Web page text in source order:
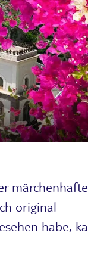
original
habe,